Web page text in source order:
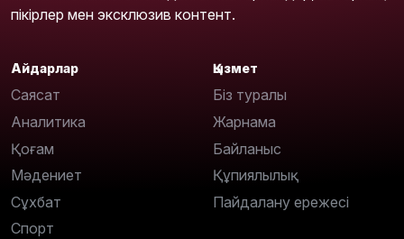
пікірлер мен эксклюзив контент.
Айдарлар
Саясат
Аналитика
Қоғам
Мәдениет
Сұхбат
Спорт
Қызмет
Біз туралы
Жарнама
Байланыс
Құпиялылық
Пайдалану ережесі